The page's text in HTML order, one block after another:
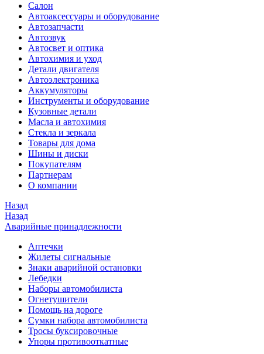
Салон
Автоаксессуары и оборудование
Автозапчасти
Автозвук
Автосвет и оптика
Автохимия и уход
Детали двигателя
Автоэлектроника
Аккумуляторы
Инструменты и оборудование
Кузовные детали
Масла и автохимия
Стекла и зеркала
Товары для дома
Шины и диски
Покупателям
Партнерам
О компании
Назад
Назад
Аварийные принадлежности
Аптечки
Жилеты сигнальные
Знаки аварийной остановки
Лебедки
Наборы автомобилиста
Огнетушители
Помощь на дороге
Сумки набора автомобилиста
Тросы буксировочные
Упоры противооткатные